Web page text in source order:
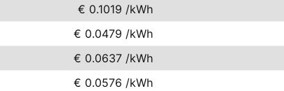
€ 0.1019 /kWh
€ 0.0479 /kWh
€ 0.0637 /kWh
€ 0.0576 /kWh